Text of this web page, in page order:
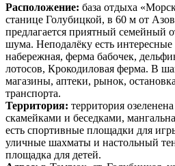
Расположение: база отдыха
станице Голубицкой, в 60 м от
предлагается приятный семейный
шума. Неподалёку есть
набережная, ферма бабочек,
лотосов, Крокодиловая ферма. В
магазины, аптеки, рынок,
транспорта.
Территория: территория
скамейками и беседками,
есть спортивные площадки для
уличные шахматы и настольный
площадка для детей.